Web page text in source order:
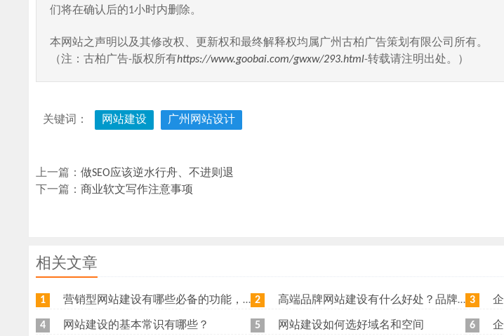
们将在确认后的1小时内删除。
本网站之声明以及其修改权、更新权和最终解释权均属广州古柏广告策划有限公司所有。
（注：古柏广告-版权所有https://www.goobai.com/gwxw/293.html-转载请注明出处。）
关键词： 网站建设 广州网站设计
上一篇：做SEO应该逆水行舟、不进则退
下一篇： 商业软文写作注意事项
相关文章
1 营销型网站建设有哪些必备的功能，我特意整理了一下，共享给各位 2 高端品牌网站建设有什么好处？品牌网站日常维护工作有哪些？ 3
4 网站建设的基本常识有哪些？ 5 网站建设如何选好域名和空间 6